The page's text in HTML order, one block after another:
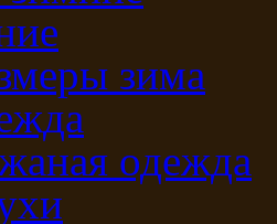
зима
одежда